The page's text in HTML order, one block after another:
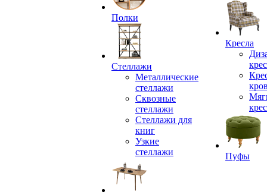
Полки
Стеллажи
Металлические
стеллажи
Сквозные
стеллажи
Стеллажи для
книг
Узкие
стеллажи
Кресла
Пуфы